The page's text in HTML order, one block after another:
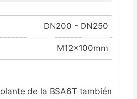
DN200 - DN250
M12×100mm
de la BSA6T también